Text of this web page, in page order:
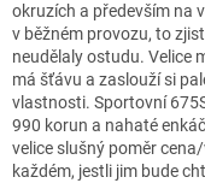
okruzích a především na
v běžném provozu, to
neudělaly ostudu. Velice
má šťávu a zaslouží si
vlastnosti. Sportovní
990 korun a nahaté
velice slušný poměr
každém, jestli jim bude